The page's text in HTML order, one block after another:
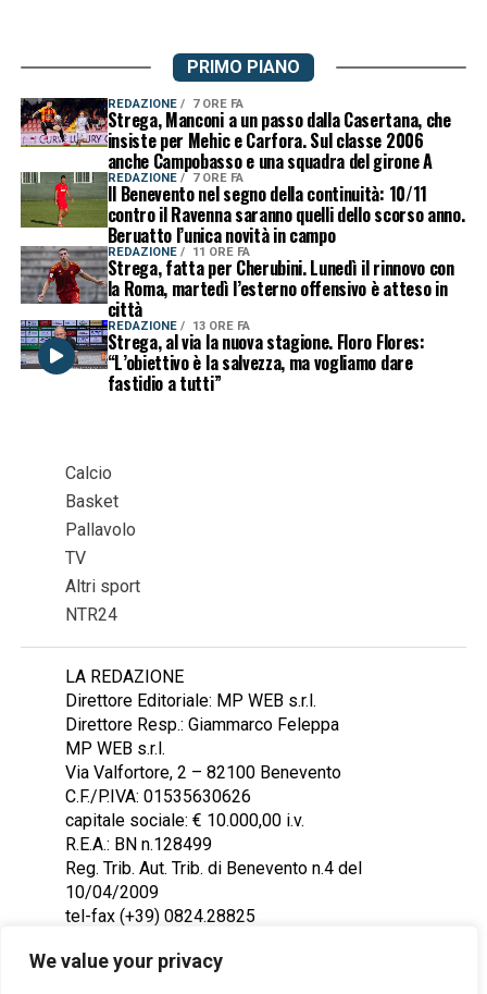
We value your privacy
PRIMO PIANO
REDAZIONE 7 ORE FA
Strega, Manconi a un passo dalla Casertana, che
insiste per Mehic e Carfora. Sul classe 2006
anche Campobasso e una squadra del girone A
REDAZIONE 7 ORE FA
Il Benevento nel segno della continuità: 10/11
contro il Ravenna saranno quelli dello scorso anno.
Beruatto l’unica novità in campo
REDAZIONE 11 ORE FA
Strega, fatta per Cherubini. Lunedì il rinnovo con
la Roma, martedì l’esterno offensivo è atteso in
città
REDAZIONE 13 ORE FA
Strega, al via la nuova stagione. Floro Flores:
“L’obiettivo è la salvezza, ma vogliamo dare
fastidio a tutti”
Calcio
Basket
Pallavolo
TV
Altri sport
NTR24
LA REDAZIONE
Direttore Editoriale: MP WEB s.r.l.
Direttore Resp.: Giammarco Feleppa
MP WEB s.r.l.
Via Valfortore, 2 – 82100 Benevento
C.F./P.IVA: 01535630626
capitale sociale: € 10.000,00 i.v.
R.E.A.: BN n.128499
Reg. Trib. Aut. Trib. di Benevento n.4 del
10/04/2009
tel-fax (+39) 0824.28825